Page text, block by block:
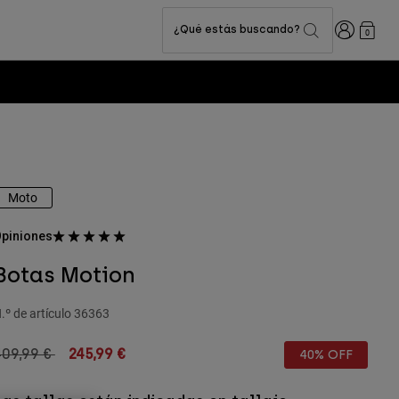
¿Qué estás buscando? Iniciar0
Moto
Motion
de artículo 36363
reduced from
€to245,99 € 40% OFF